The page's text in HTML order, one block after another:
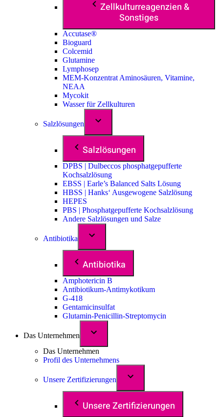
Zellkulturreagenzien &
Sonstiges
Accutase®
Bioguard
Colcemid
Glutamine
Lymphosep
MEM-Konzentrat Aminosäuren, Vitamine,
NEAA
Mycokit
Wasser für Zellkulturen
Salzlösungen
Salzlösungen
DPBS | Dulbeccos phosphatgepufferte
Kochsalzlösung
EBSS | Earle’s Balanced Salts Lösung
HBSS | Hanks‘ Ausgewogene Salzlösung
HEPES
PBS | Phosphatgepufferte Kochsalzlösung
Andere Salzlösungen und Salze
Antibiotika
Antibiotika
Amphotericin B
Antibiotikum-Antimykotikum
G-418
Gentamicinsulfat
Glutamin-Penicillin-Streptomycin
Das Unternehmen
Das Unternehmen
Profil des Unternehmens
Unsere Zertifizierungen
Unsere Zertifizierungen